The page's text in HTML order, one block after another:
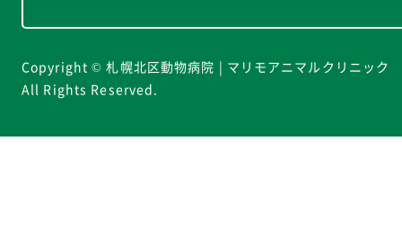
Copyright © 札幌北区動物病院 | マリモアニマルクリニック
All Rights Reserved.